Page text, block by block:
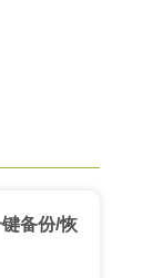
备份/恢